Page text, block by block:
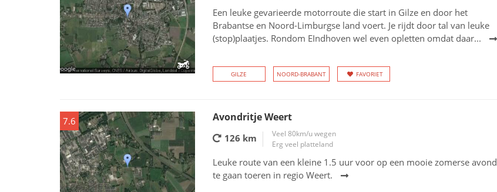
Een leuke gevarieerde motorroute die start in Gilze en door het
Brabantse en Noord-Limburgse land voert. Je rijdt door tal van leuke
(stop)plaatjes. Rondom EIndhoven wel even opletten omdat daar...
GILZE NOORD-BRABANT FAVORIET
7.6 Avondritje Weert
126 km
Veel 80km/u wegen
Erg veel platteland
Leuke route van een kleine 1.5 uur voor op een mooie zomerse avond
te gaan toeren in regio Weert.